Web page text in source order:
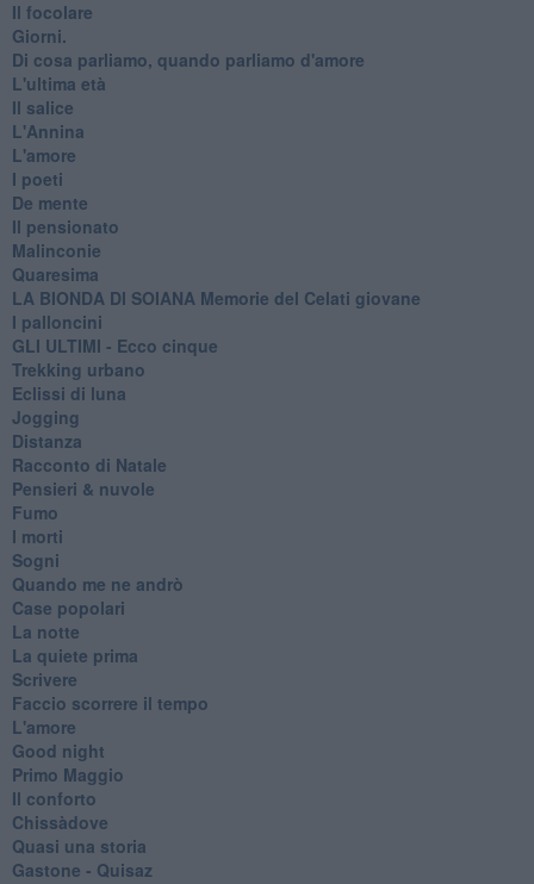
Il focolare
Giorni.
Di cosa parliamo, quando parliamo d'amore
L'ultima età
Il salice
L'Annina
L'amore
I poeti
De mente
Il pensionato
Malinconie
Quaresima
LA BIONDA DI SOIANA Memorie del Celati giovane
I palloncini
GLI ULTIMI - Ecco cinque
Trekking urbano
Eclissi di luna
Jogging
Distanza
Racconto di Natale
Pensieri & nuvole
Fumo
I morti
Sogni
Quando me ne andrò
Case popolari
La notte
La quiete prima
Scrivere
Faccio scorrere il tempo
L'amore
Good night
Primo Maggio
Il conforto
Chissàdove
Quasi una storia
Gastone - Quisaz